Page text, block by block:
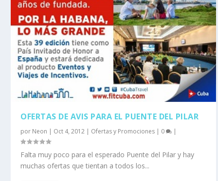
OFERTAS DE AVIS PARA EL PUENTE DEL PILAR
por Neon | Oct 4, 2012 | Ofertas y Promociones | 0 |
Falta muy poco para el esperado Puente del Pilar y hay
muchas ofertas que tientan a todos los...